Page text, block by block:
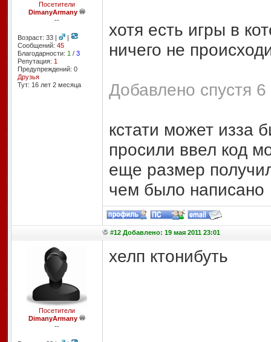
Посетители
DimanyArmany
--
Возраст: 33 |
|
Сообщений: 45
Благодарности: 1 / 3
Репутация: 1
Предупреждений: 0
Друзья
Тут: 16 лет 2 месяцa
хотя есть игры в
ничего не
Добавлено спустя
кстати может изза
просили ввел код
еще размер
чем было написано
#12 Добавлено: 19 мая 2011 23:01
Посетители
DimanyArmany
--
хелп ктонибуть